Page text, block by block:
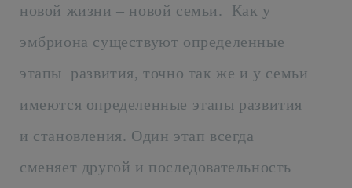
новой жизни – новой семьи. Как у
эмбриона существуют определенные
этапы развития, точно так же и у семьи
имеются определенные этапы развития
и становления. Один этап всегда
сменяет другой и последовательность